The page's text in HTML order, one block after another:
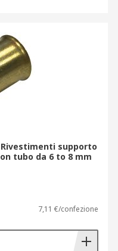
Rivestimenti supporto
tubo da 6 to 8 mm
7,11 €/confezione